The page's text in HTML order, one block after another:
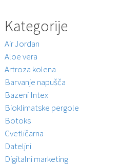
Kategorije
Air Jordan
Aloe vera
Artroza kolena
Barvanje napušča
Bazeni Intex
Bioklimatske pergole
Botoks
Cvetličarna
Dateljni
Digitalni marketing